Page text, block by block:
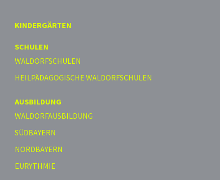
KINDERGÄRTEN
SCHULEN
WALDORFSCHULEN
HEILPÄDAGOGISCHE WALDORFSCHULEN
AUSBILDUNG
WALDORFAUSBILDUNG
SÜDBAYERN
NORDBAYERN
EURYTHMIE